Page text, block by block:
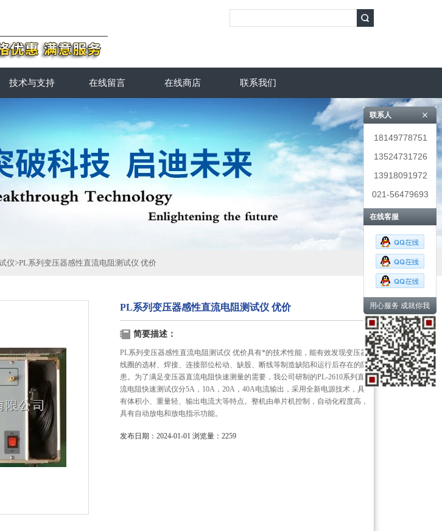
技术与支持 在线留言 在线商店 联系我们
仪>PL系列变压器感性直流电阻测试仪 优价
PL系列变压器感性直流电阻测试仪 优价
简要描述：
PL系列变压器感性直流电阻测试仪 优价具有*的技术性能，能有效发现变压器
线圈的选材、焊接、连接部位松动、缺股、断线等制造缺陷和运行后存在的隐
患。为了满足变压器直流电阻快速测量的需要，我公司研制的PL-2610系列直
流电阻快速测试仪分5A，10A，20A，40A电流输出，采用全新电源技术，具
有体积小、重量轻、输出电流大等特点。整机由单片机控制，自动化程度高，
具有自动放电和放电指示功能。
发布日期：2024-01-01 浏览量：2259
联系人
18149778751
13524731726
13918091972
021-56479693
在线客服
用心服务 成就你我